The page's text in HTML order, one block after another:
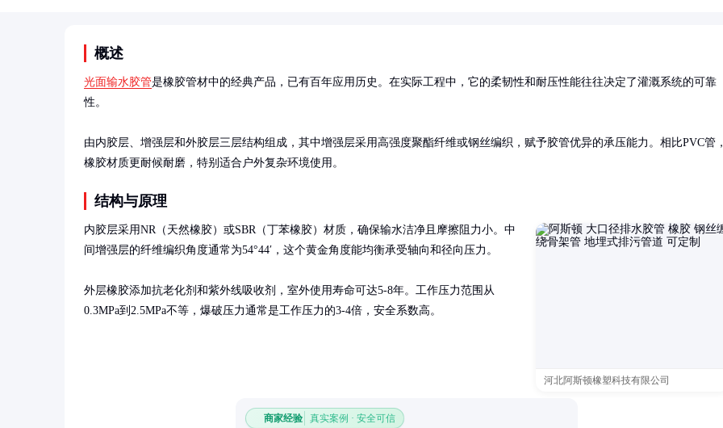
概述
光面输水胶管是橡胶管材中的经典产品，已有百年应用历史。在实际工程中，它的柔韧性和耐压性能往往决定了灌溉系统的可靠
性。
由内胶层、增强层和外胶层三层结构组成，其中增强层采用高强度聚酯纤维或钢丝编织，赋予胶管优异的承压能力。相比PVC管
橡胶材质更耐候耐磨，特别适合户外复杂环境使用。
结构与原理
河北阿斯顿橡塑科技有限公司
内胶层采用NR（天然橡胶）或SBR（丁苯橡胶）材质，确保输水洁净且摩擦阻力小。中
间增强层的纤维编织角度通常为54°44′，这个黄金角度能均衡承受轴向和径向压力。
外层橡胶添加抗老化剂和紫外线吸收剂，室外使用寿命可达5-8年。工作压力范围从
0.3MPa到2.5MPa不等，爆破压力通常是工作压力的3-4倍，安全系数高。
商家经验 真实案例 · 安全可信